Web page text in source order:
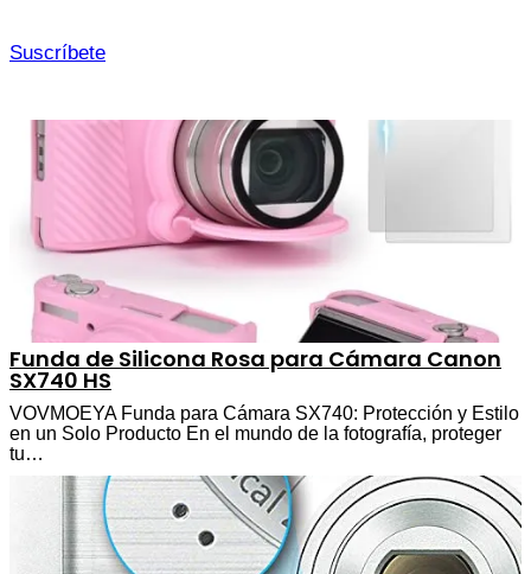
Suscríbete
Funda de Silicona Rosa para Cámara Canon
SX740 HS
VOVMOEYA Funda para Cámara SX740: Protección y Estilo
en un Solo Producto En el mundo de la fotografía, proteger
tu…